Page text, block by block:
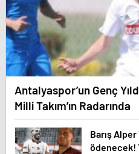
Antalyaspor’un Genç
Milli Takım’ın Radarında
Barış
ödenecek!